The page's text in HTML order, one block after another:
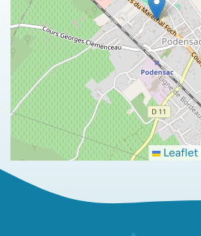
Leaflet